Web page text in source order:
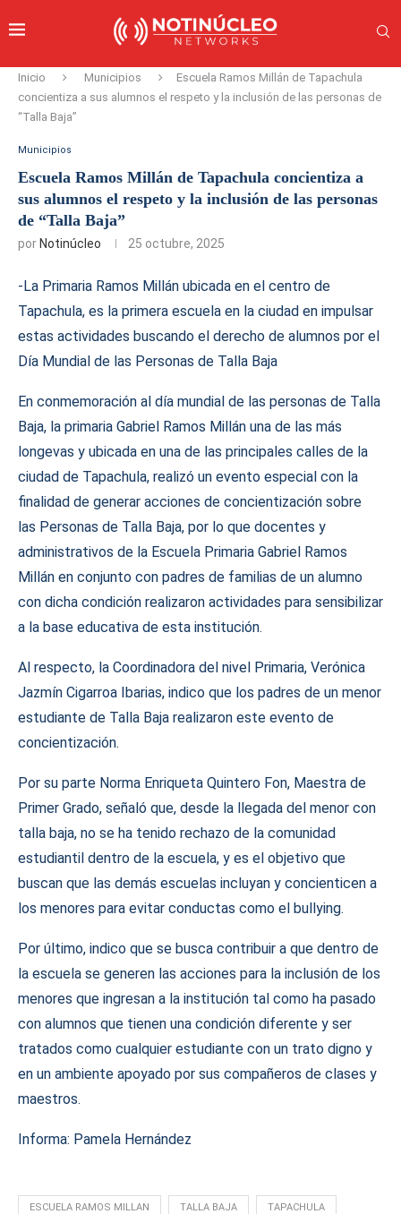
Inicio Municipios
Escuela Ramos Millán de Tapachula
concientiza a sus alumnos el respeto y la inclusión de las personas de
“Talla Baja”
Municipios
Escuela Ramos Millán de Tapachula concientiza a
sus alumnos el respeto y la inclusión de las personas
de “Talla Baja”
por Notinúcleo 25 octubre, 2025
-La Primaria Ramos Millán ubicada en el centro de
Tapachula, es la primera escuela en la ciudad en impulsar
estas actividades buscando el derecho de alumnos por el
Día Mundial de las Personas de Talla Baja
En conmemoración al día mundial de las personas de Talla
Baja, la primaria Gabriel Ramos Millán una de las más
longevas y ubicada en una de las principales calles de la
ciudad de Tapachula, realizó un evento especial con la
finalidad de generar acciones de concientización sobre
las Personas de Talla Baja, por lo que docentes y
administrativos de la Escuela Primaria Gabriel Ramos
Millán en conjunto con padres de familias de un alumno
con dicha condición realizaron actividades para sensibilizar
a la base educativa de esta institución.
Al respecto, la Coordinadora del nivel Primaria, Verónica
Jazmín Cigarroa Ibarias, indico que los padres de un menor
estudiante de Talla Baja realizaron este evento de
concientización.
Por su parte Norma Enriqueta Quintero Fon, Maestra de
Primer Grado, señaló que, desde la llegada del menor con
talla baja, no se ha tenido rechazo de la comunidad
estudiantil dentro de la escuela, y es el objetivo que
buscan que las demás escuelas incluyan y concienticen a
los menores para evitar conductas como el bullying.
Por último, indico que se busca contribuir a que dentro de
la escuela se generen las acciones para la inclusión de los
menores que ingresan a la institución tal como ha pasado
con alumnos que tienen una condición diferente y ser
tratados como cualquier estudiante con un trato digno y
en un ambiente apoyado por sus compañeros de clases y
maestros.
Informa: Pamela Hernández
ESCUELA RAMOS MILLAN TALLA BAJA TAPACHULA